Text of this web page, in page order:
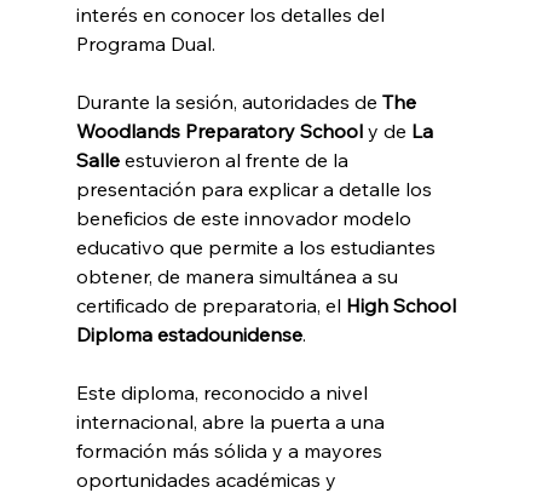
interés en conocer los detalles del
Programa Dual.
Durante la sesión, autoridades de The
Woodlands Preparatory School y de La
Salle estuvieron al frente de la
presentación para explicar a detalle los
beneficios de este innovador modelo
educativo que permite a los estudiantes
obtener, de manera simultánea a su
certificado de preparatoria, el High School
Diploma estadounidense.
Este diploma, reconocido a nivel
internacional, abre la puerta a una
formación más sólida y a mayores
oportunidades académicas y